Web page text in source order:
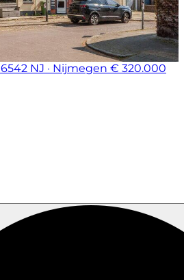
6542 NJ · Nijmegen € 320.000